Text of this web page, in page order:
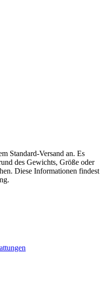
Standard-Versand an. Es
des Gewichts, Größe oder
Diese Informationen findest